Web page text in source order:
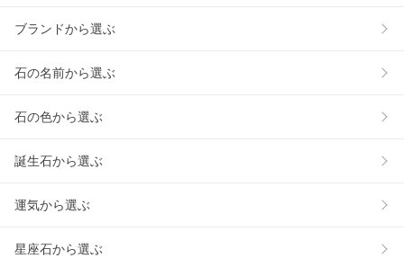
ブランドから選ぶ
石の名前から選ぶ
石の色から選ぶ
誕生石から選ぶ
運気から選ぶ
星座石から選ぶ